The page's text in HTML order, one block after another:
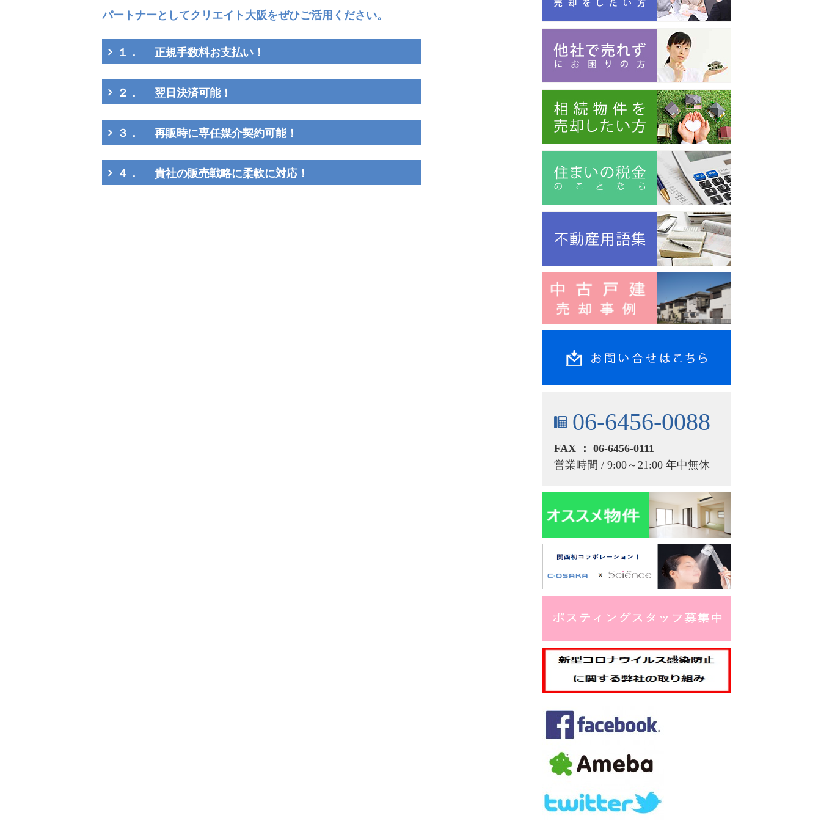
パートナーとしてクリエイト大阪をぜひご活用ください。
１． 正規手数料お支払い！
２． 翌日決済可能！
３． 再販時に専任媒介契約可能！
４． 貴社の販売戦略に柔軟に対応！
06-6456-0088
FAX ： 06-6456-0111
営業時間 / 9:00～21:00 年中無休